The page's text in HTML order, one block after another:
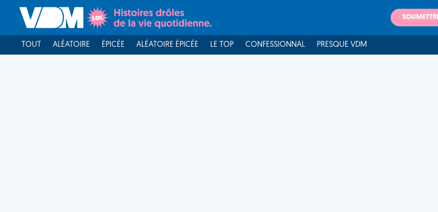
TOUT ALÉATOIRE ÉPICÉE ALÉATOIRE ÉPICÉE LE TOP CONFESSIONNAL PRESQUE VDM